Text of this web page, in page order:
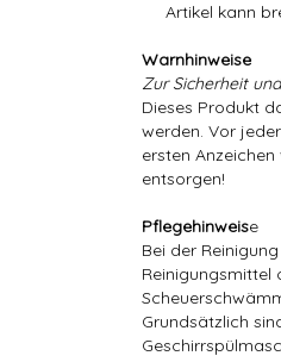
Artikel kann
Warnhinweise
Zur Sicherheit
Dieses Produkt
werden. Vor
ersten
entsorgen!
Pflegehinweise
Bei der
Reinigungsmittel
Grundsätzlich